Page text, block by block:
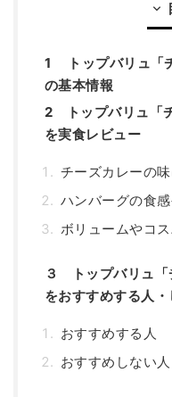
1 トップバリュ「
の基本情報
2 トップバリュ「
を実食レビュー
チーズカレーの味
ハンバーグの食
ボリュームやコ
３ トップバリュ「
をおすすめする人・
おすすめする人
おすすめしない人